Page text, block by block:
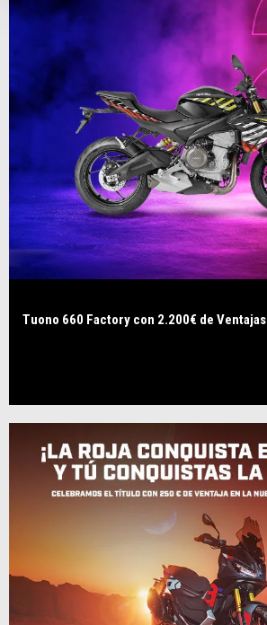
Tuono 660 Factory con 2.200€ de Ventajas